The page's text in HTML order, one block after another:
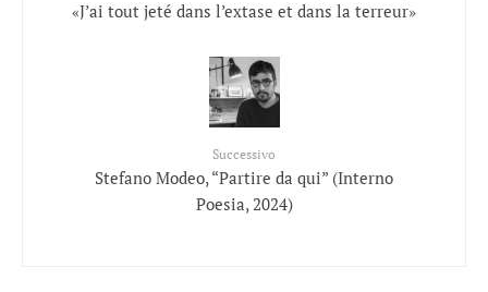
«J’ai tout jeté dans l’extase et dans la terreur»
Successivo
Stefano Modeo, “Partire da qui” (Interno
Poesia, 2024)